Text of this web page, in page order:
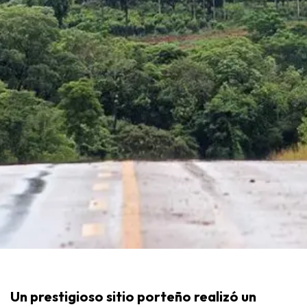
Un prestigioso sitio porteño realizó un